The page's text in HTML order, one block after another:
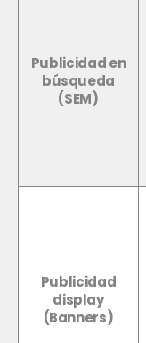
Publicidad en
búsqueda
(SEM)
Publicidad
display
(Banners)